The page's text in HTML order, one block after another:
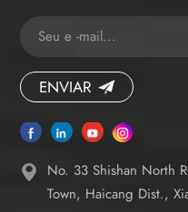
ENVIAR
No. 33 Shishan North
Town, Haicang Dist.,